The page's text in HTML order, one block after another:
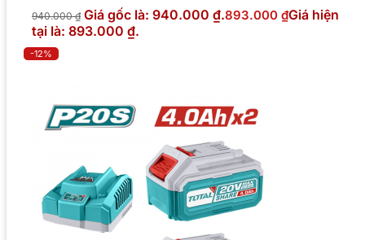
940.000₫ Giá gốc là: 940.000 ₫.893.000 ₫Giá hiện
tại là: 893.000 ₫.
-12%